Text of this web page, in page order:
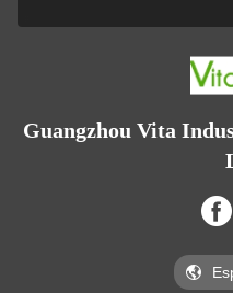
Guangzhou Vita